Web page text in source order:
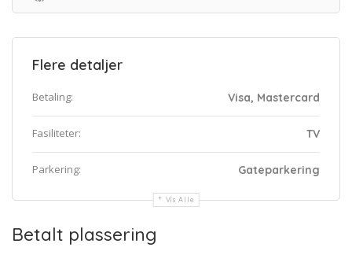
Flere detaljer
Betaling: Visa, Mastercard
Fasiliteter: TV
Parkering: Gateparkering
Vis Alle
Betalt plassering